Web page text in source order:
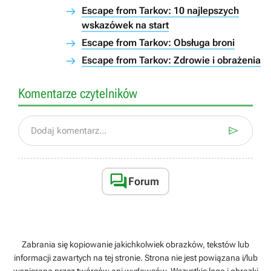
Escape from Tarkov: 10 najlepszych
wskazówek na start
Escape from Tarkov: Obsługa broni
Escape from Tarkov: Zdrowie i obrażenia
Komentarze czytelników
Dodaj komentarz... 
Forum
Zabrania się kopiowanie jakichkolwiek obrazków, tekstów lub
informacji zawartych na tej stronie. Strona nie jest powiązana i/lub